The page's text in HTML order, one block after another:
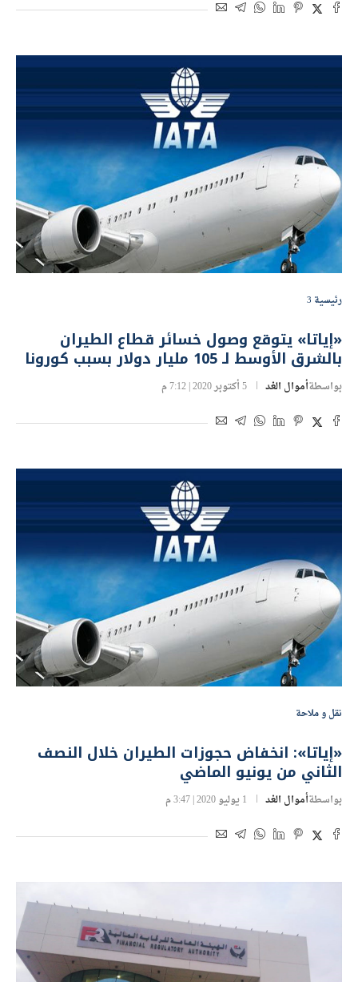
رئيسية 3
«إياتا» يتوقع وصول خسائر قطاع الطيران
بالشرق الأوسط لـ 105 مليار دولار بسبب كورونا
بواسطةأموال الغد 5 أكتوبر 2020 | 7:12 م
نقل و ملاحة
«إياتا»: انخفاض حجوزات الطيران خلال النصف
الثاني من يونيو الماضي
بواسطةأموال الغد 1 يوليو 2020 | 3:47 م